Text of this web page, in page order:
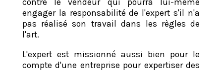
contre le vendeur qui pourra lui-même
engager la responsabilité de l'expert s'il n'a
pas réalisé son travail dans les règles de
l'art.
L'expert est missionné aussi bien pour le
compte d'une entreprise pour expertiser des